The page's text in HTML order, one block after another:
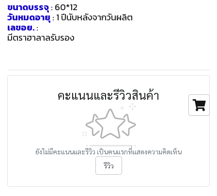
ขนาดบรรจุ: 60*12
วันหมดอายุ: 1 ปีนับหลังจากวันผลิต
เลขอย.:
มีตราฮาลาลรับรอง
คะแนนและรีวิวสินค้า
ยังไม่มีคะแนนและรีวิว เป็นคนแรกที่แสดงความคิดเห็น
รีวิว